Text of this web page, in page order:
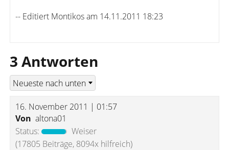
-- Editiert Montikos am 14.11.2011 18:23
3 Antworten
16. November 2011 | 01:57
Von altona01
Status:
Weiser
(17805 Beiträge, 8094x hilfreich)